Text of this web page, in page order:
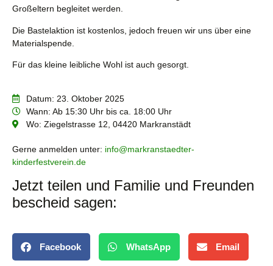
Großeltern begleitet werden.
Die Bastelaktion ist kostenlos, jedoch freuen wir uns über eine
Materialspende.
Für das kleine leibliche Wohl ist auch gesorgt.
Datum: 23. Oktober 2025
Wann: Ab 15:30 Uhr bis ca. 18:00 Uhr
Wo: Ziegelstrasse 12, 04420 Markranstädt
Gerne anmelden unter: info@markranstaedter-
kinderfestverein.de
Jetzt teilen und Familie und Freunden
bescheid sagen:
Facebook WhatsApp Email